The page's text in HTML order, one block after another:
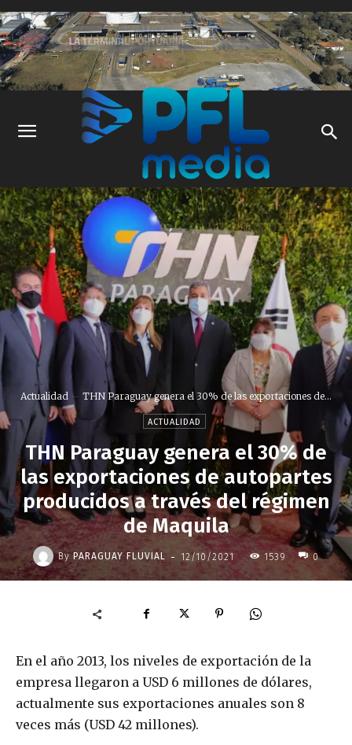
Actualidad THN Paraguay genera el 30% de las exportaciones de...
ACTUALIDAD
THN Paraguay genera el 30% de
las exportaciones de autopartes
producidos a través del régimen
de Maquila
By PARAGUAY FLUVIAL - 12/10/2021 1539 0
En el año 2013, los niveles de exportación de la
empresa llegaron a USD 6 millones de dólares,
actualmente sus exportaciones anuales son 8
veces más (USD 42 millones).